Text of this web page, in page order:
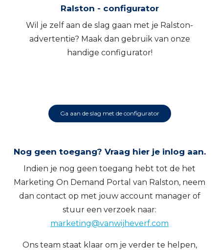
Ralston - configurator
Wil je zelf aan de slag gaan met je Ralston-
advertentie? Maak dan gebruik van onze
handige configurator!
Ga aan de slag met de configurator
Nog geen toegang? Vraag hier je inlog aan.
Indien je nog geen toegang hebt tot de het
Marketing On Demand Portal van Ralston, neem
dan contact op met jouw account manager of
stuur een verzoek naar:
marketing@vanwijheverf.com
Ons team staat klaar om je verder te helpen,